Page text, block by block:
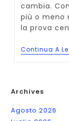
cambia.
più o meno
la prova
Continua A
Archives
Agosto 2026